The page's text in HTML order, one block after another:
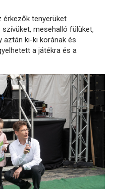
érkezők tenyerüket
mesehalló fülüket,
aztán ki-ki korának és
a játékra és a